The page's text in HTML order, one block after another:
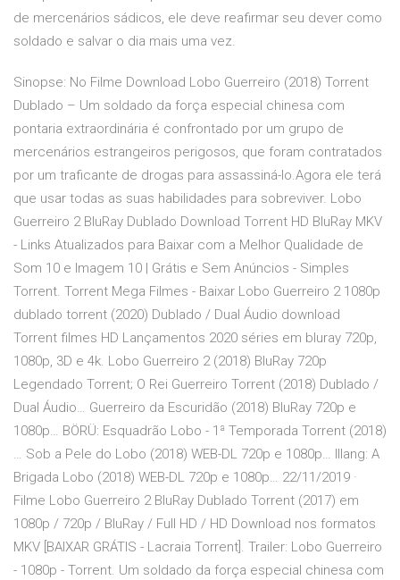
de mercenários sádicos, ele deve reafirmar seu dever como
soldado e salvar o dia mais uma vez.
Sinopse: No Filme Download Lobo Guerreiro (2018) Torrent
Dublado – Um soldado da força especial chinesa com
pontaria extraordinária é confrontado por um grupo de
mercenários estrangeiros perigosos, que foram contratados
por um traficante de drogas para assassiná-lo.Agora ele terá
que usar todas as suas habilidades para sobreviver. Lobo
Guerreiro 2 BluRay Dublado Download Torrent HD BluRay MKV
- Links Atualizados para Baixar com a Melhor Qualidade de
Som 10 e Imagem 10 | Grátis e Sem Anúncios - Simples
Torrent. Torrent Mega Filmes - Baixar Lobo Guerreiro 2 1080p
dublado torrent (2020) Dublado / Dual Áudio download
Torrent filmes HD Lançamentos 2020 séries em bluray 720p,
1080p, 3D e 4k. Lobo Guerreiro 2 (2018) BluRay 720p
Legendado Torrent; O Rei Guerreiro Torrent (2018) Dublado /
Dual Áudio… Guerreiro da Escuridão (2018) BluRay 720p e
1080p… BÖRÜ: Esquadrão Lobo - 1ª Temporada Torrent (2018)
… Sob a Pele do Lobo (2018) WEB-DL 720p e 1080p… Illang: A
Brigada Lobo (2018) WEB-DL 720p e 1080p… 22/11/2019 ·
Filme Lobo Guerreiro 2 BluRay Dublado Torrent (2017) em
1080p / 720p / BluRay / Full HD / HD Download nos formatos
MKV [BAIXAR GRÁTIS - Lacraia Torrent]. Trailer: Lobo Guerreiro
- 1080p - Torrent. Um soldado da força especial chinesa com